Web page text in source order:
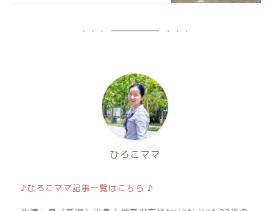
ひろこママ
♪ひろこママ記事一覧はこちら ♪